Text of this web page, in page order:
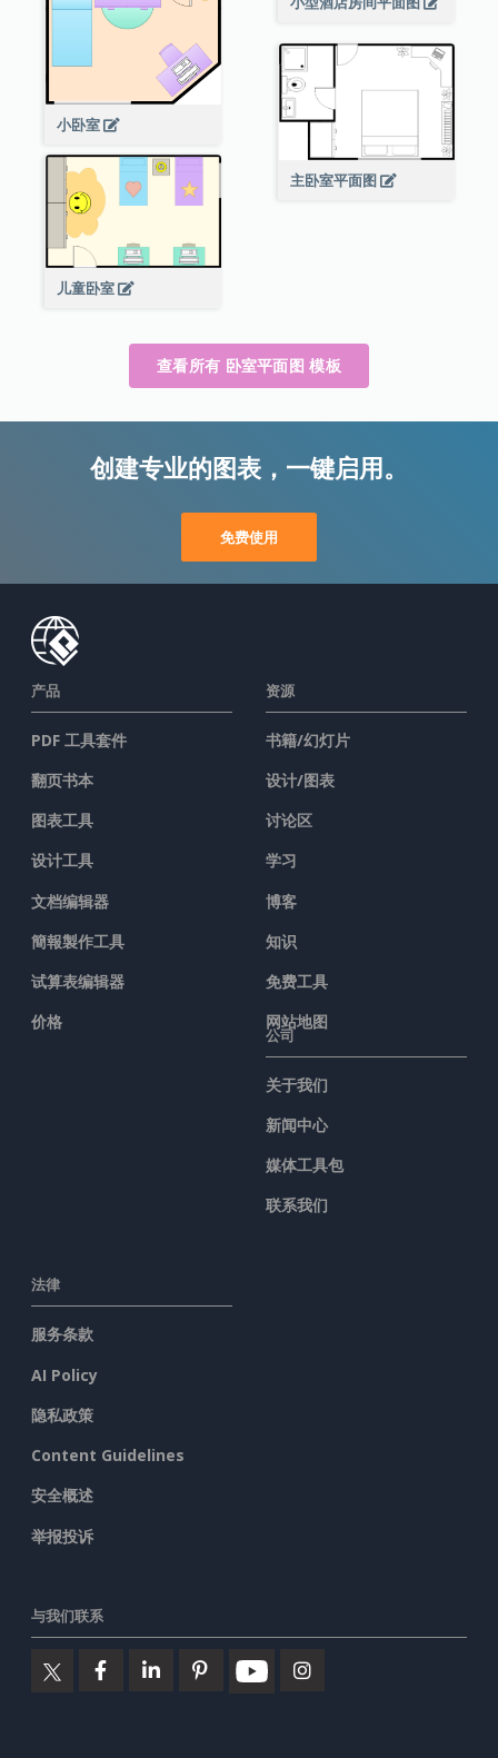
小卧室
主卧室平面图
儿童卧室
查看所有 卧室平面图 模板
创建专业的图表，一键启用。
免费使用
产品
PDF 工具套件
翻页书本
图表工具
设计工具
文档编辑器
簡報製作工具
试算表编辑器
价格
资源
书籍/幻灯片
设计/图表
讨论区
学习
博客
知识
免费工具
网站地图
公司
关于我们
新闻中心
媒体工具包
联系我们
法律
服务条款
AI Policy
隐私政策
Content Guidelines
安全概述
举报投诉
与我们联系